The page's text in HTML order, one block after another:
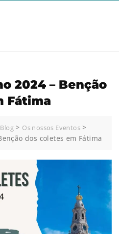
2024 – Benção
Fátima
Blog > Os nossos Eventos >
dos coletes em Fátima